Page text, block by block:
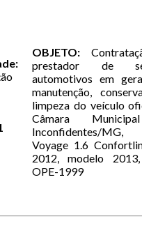
OBJETO:
prestador de
automotivos em
manutenção,
limpeza do veículo
Câmara
Inconfidentes/MG,
Voyage 1.6
2012, modelo
OPE-1999